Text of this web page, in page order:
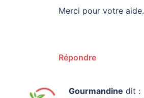
Merci pour votre aide.
Répondre
Gourmandine dit :